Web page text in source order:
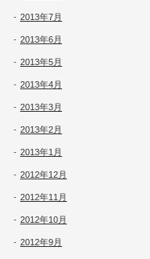
2013年7月
2013年6月
2013年5月
2013年4月
2013年3月
2013年2月
2013年1月
2012年12月
2012年11月
2012年10月
2012年9月